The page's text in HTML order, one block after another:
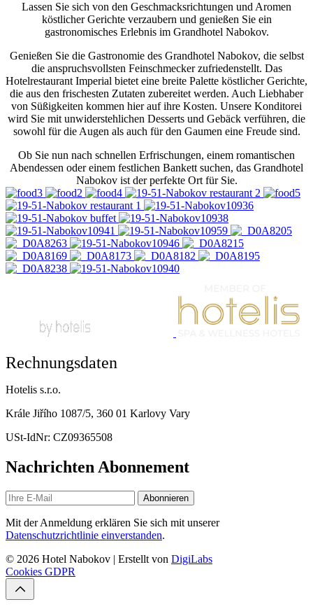
Lassen Sie sich von den Geschmacksrichtungen und Aromen
köstlicher Gerichte verzaubern und genießen Sie ein
gastronomisches Erlebnis im Grandhotel Nabokov.
Genießen Sie die Gastronomie des Grandhotel Nabokov, die selbst
die anspruchsvollsten Feinschmecker zufriedenstellt. Das
Hotelrestaurant Imperial bietet eine breite Palette köstlicher Gerichte,
die aus den frischesten Zutaten zubereitet werden. Auch Liebhaber
von Süßigkeiten kommen hier auf ihre Kosten. Unsere Konditorei
wird Sie mit unwiderstehlichen Desserts und Gebäck verführen, die
sowohl für die Augen als auch für den Gaumen eine Freude sind.
Ob Sie nun nach schnellen Erfrischungen, einem romantischen
Abendessen oder einem festlichen Bankett suchen, das Grandhotel
Nabokov ist der perfekte Ort für Sie.
Rechnungsdaten
Hotelis s.r.o.
Krále Jiřího 1087/5, 360 01 Karlovy Vary
USt-IdNr: CZ09365508
Nachrichten Abonnement
Abonnieren
Mit der Anmeldung erklären Sie sich mit unserer
Datenschutzrichtlinie einverstanden.
© 2026 Hotel Nabokov | Erstellt von DigiLabs
Cookies GDPR